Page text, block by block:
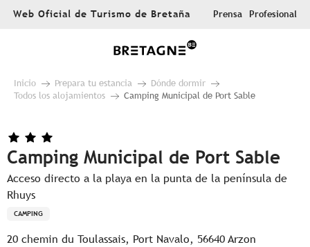
AllerWeb Oficial de Turismo de Bretaña Prensa Profesional
Inicio Prepara tu estancia
Dónde dormir
Todos los alojamientos
Camping Municipal de Port Sable
Camping Municipal de Port Sable
Acceso directo a la playa en la punta de la península de
Rhuys
CAMPING
20 chemin du Toulassais, Port Navalo, 56640 Arzon